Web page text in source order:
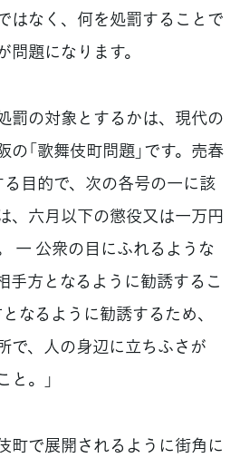
はなく、何を処罰することで
題になります。
罰の対象とするかは、現代の
「歌舞伎町問題」です。売春
る目的で、次の各号の一に該
、六月以下の懲役又は一万円
一 公衆の目にふれるような
手方となるように勧誘するこ
なるように勧誘するため、
で、人の身辺に立ちふさが
と。」
町で展開されるように街角に